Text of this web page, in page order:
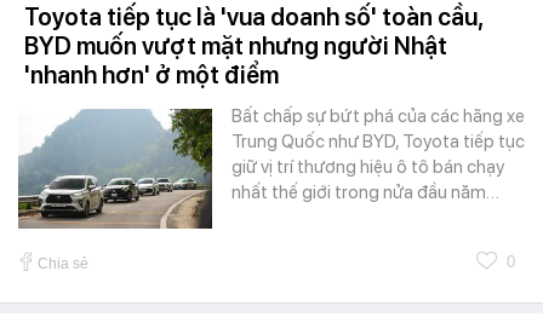
Toyota tiếp tục là 'vua doanh số' toàn cầu,
BYD muốn vượt mặt nhưng người Nhật
'nhanh hơn' ở một điểm
Bất chấp sự bứt phá của các hãng xe
Trung Quốc như BYD, Toyota tiếp tục
giữ vị trí thương hiệu ô tô bán chạy
nhất thế giới trong nửa đầu năm…
Chia sẻ 0